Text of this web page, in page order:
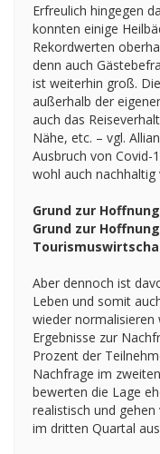
Erfreulich hingegen
konnten einige
Rekordwerten
denn auch
ist weiterhin groß.
außerhalb der
auch das
Nähe, etc. – vgl.
Ausbruch von Covid-
wohl auch nachhaltig
Grund zur
Grund zur
Aber dennoch ist
Leben und somit
wieder normalisieren
Ergebnisse zur
Prozent der
Nachfrage im
bewerten die Lage
realistisch und
im dritten Quartal